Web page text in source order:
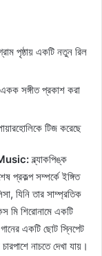
পৃষ্ঠায় একটি নতুন রিল
সঙ্গীত প্রকাশ করা
টিজ করেছে
ব্ল্যাকপিঙ্ক
প্রকল্প সম্পর্কে ইঙ্গিত
যিনি তার সাম্প্রতিক
মি শিরোনামে একটি
একটি ছোট স্নিপেট
নাচতে দেখা যায়।